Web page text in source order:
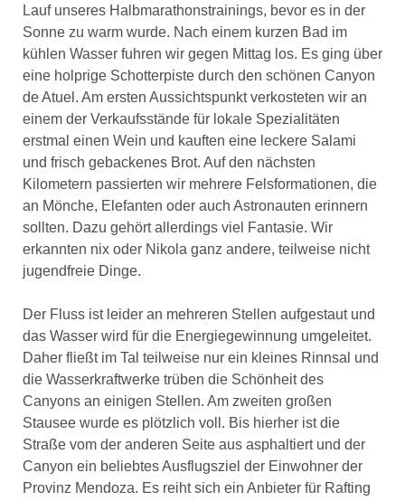
Lauf unseres Halbmarathonstrainings, bevor es in der
Sonne zu warm wurde. Nach einem kurzen Bad im
kühlen Wasser fuhren wir gegen Mittag los. Es ging über
eine holprige Schotterpiste durch den schönen Canyon
de Atuel. Am ersten Aussichtspunkt verkosteten wir an
einem der Verkaufsstände für lokale Spezialitäten
erstmal einen Wein und kauften eine leckere Salami
und frisch gebackenes Brot. Auf den nächsten
Kilometern passierten wir mehrere Felsformationen, die
an Mönche, Elefanten oder auch Astronauten erinnern
sollten. Dazu gehört allerdings viel Fantasie. Wir
erkannten nix oder Nikola ganz andere, teilweise nicht
jugendfreie Dinge.
Der Fluss ist leider an mehreren Stellen aufgestaut und
das Wasser wird für die Energiegewinnung umgeleitet.
Daher fließt im Tal teilweise nur ein kleines Rinnsal und
die Wasserkraftwerke trüben die Schönheit des
Canyons an einigen Stellen. Am zweiten großen
Stausee wurde es plötzlich voll. Bis hierher ist die
Straße vom der anderen Seite aus asphaltiert und der
Canyon ein beliebtes Ausflugsziel der Einwohner der
Provinz Mendoza. Es reiht sich ein Anbieter für Rafting